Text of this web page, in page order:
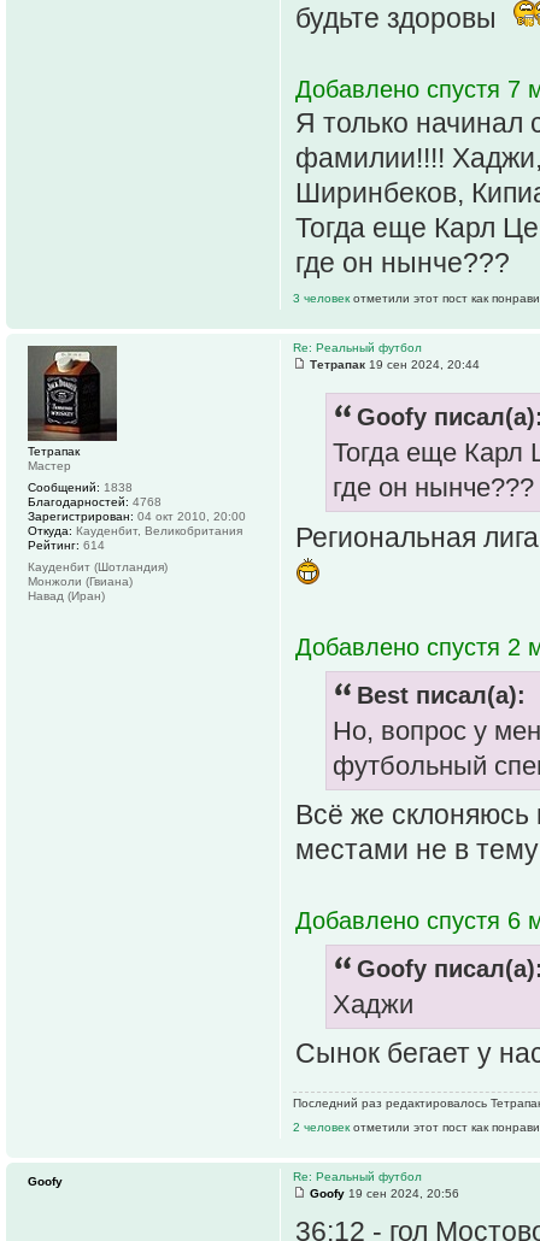
будьте здоровы
Добавлено спустя 7
Я только начинал
фамилии!!!! Хаджи,
Ширинбеков,
Тогда еще Карл
где он нынче???
3 человек отметили этот пост как
Re: Реальный футбол
Тетрапак 19 сен 2024, 20:44
Goofy
Тогда еще Карл
где он нынче???
Региональная
Добавлено спустя 2
Best писал(а):
Но, вопрос у
футбольный
Всё же склоняюсь
местами не в
Добавлено спустя 6
Goofy
Хаджи
Сынок бегает у
Последний раз редактировалось
2 человек отметили этот пост как
Тетрапак
Мастер
Сообщений: 1838
Благодарностей: 4768
Зарегистрирован: 04 окт 2010, 20:00
Откуда: Кауденбит, Великобритания
Рейтинг: 614
Кауденбит (Шотландия)
Монжоли (Гвиана)
Навад (Иран)
Re: Реальный футбол
Goofy 19 сен 2024, 20:56
36:12 - гол
Goofy